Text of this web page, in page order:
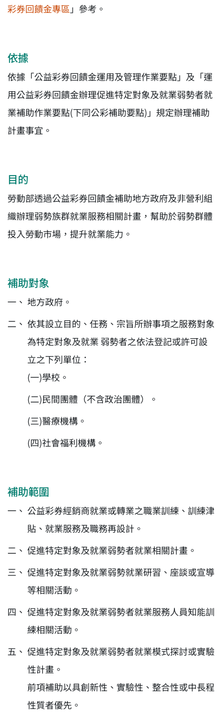
彩券回饋金專區 」參考。
依據
依據「公益彩券回饋金運用及管理作業要點」及「運
用公益彩券回饋金辦理促進特定對象及就業弱勢者就
業補助作業要點(下同公彩補助要點)」規定辦理補助
計畫事宜。
目的
勞動部透過公益彩券回饋金補助地方政府及非營利組
織辦理弱勢族群就業服務相關計畫，幫助於弱勢群體
投入勞動市場，提升就業能力。
補助對象
地方政府。
依其設立目的、任務、宗旨所辦事項之服務對象
為特定對象及就業 弱勢者之依法登記或許可設
立之下列單位：
(一)學校。
(二)民間團體（不含政治團體）。
(三)醫療機構。
(四)社會福利機構。
補助範圍
公益彩券經銷商就業或轉業之職業訓練、訓練津
貼、就業服務及職務再設計。
促進特定對象及就業弱勢者就業相關計畫。
促進特定對象及就業弱勢就業研習、座談或宣導
等相關活動。
促進特定對象及就業弱勢者就業服務人員知能訓
練相關活動。
促進特定對象及就業弱勢者就業模式探討或實驗
性計畫。
前項補助以具創新性、實驗性、整合性或中長程
性質者優先。